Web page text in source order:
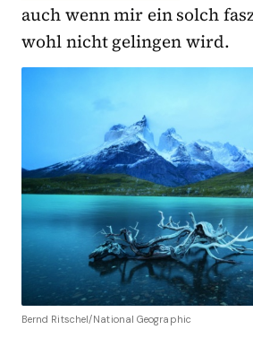
auch wenn mir ein solch
wohl nicht gelingen wird.
Bernd Ritschel/National Geographic